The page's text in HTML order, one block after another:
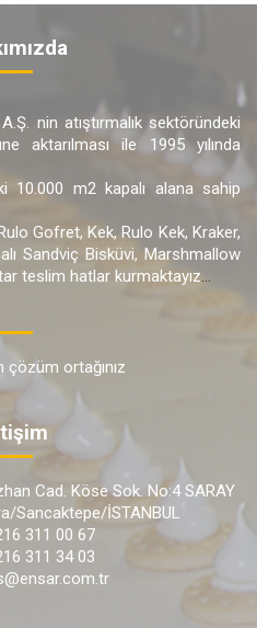
nin atıştırmalık sektöründeki
aktarılması ile 1995 yılında
m2 kapalı alana sahip
Gofret, Kek, Rulo Kek, Kraker,
Sandviç Bisküvi, Marshmallow
teslim hatlar kurmaktayız...
ortağınız
Cad. Köse Sok. No:4 SARAY
Sancaktepe/İSTANBUL
311 00 67
311 34 03